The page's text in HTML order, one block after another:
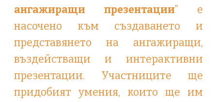
ангажиращи презентации” е
насочено към създаването и
представянето на ангажиращи,
въздействащи и интерактивни
презентации. Участниците ще
придобият умения, които ще им